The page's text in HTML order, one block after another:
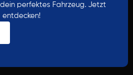
perfektes Fahrzeug. Jetzt
entdecken!